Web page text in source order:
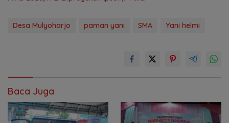
Desa Mulyoharjo paman yani SMA Yani helmi
Baca Juga